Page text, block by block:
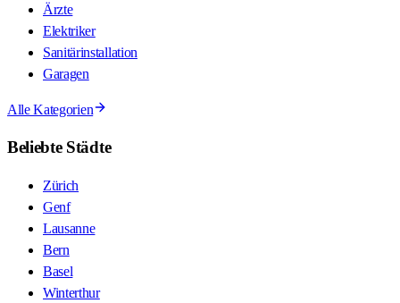
Ärzte
Elektriker
Sanitärinstallation
Garagen
Alle Kategorien
Beliebte Städte
Zürich
Genf
Lausanne
Bern
Basel
Winterthur